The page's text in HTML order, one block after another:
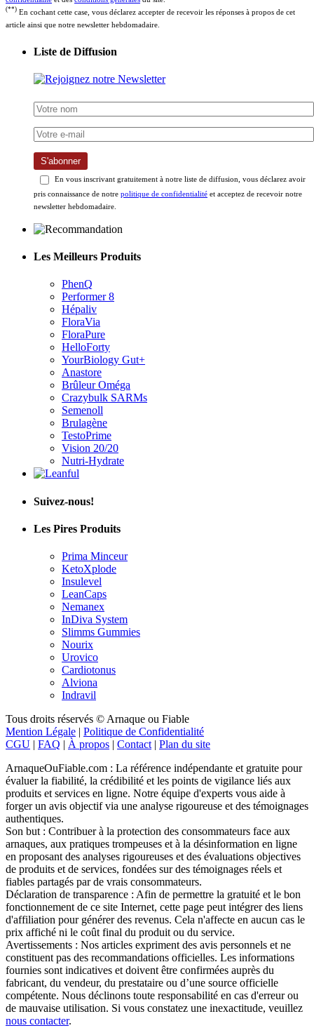
(**) En cochant cette case, vous déclarez accepter de recevoir les réponses à propos de cet
article ainsi que notre newsletter hebdomadaire.
Liste de Diffusion
S'abonner
En vous inscrivant gratuitement à notre liste de diffusion, vous déclarez avoir
pris connaissance de notre politique de confidentialité et acceptez de recevoir notre
newsletter hebdomadaire.
Les Meilleurs Produits
PhenQ
Performer 8
Hépaliv
FloraVia
FloraPure
HelloForty
YourBiology Gut+
Anastore
Brûleur Oméga
Crazybulk SARMs
Semenoll
Brulagène
TestoPrime
Vision 20/20
Nutri-Hydrate
Suivez-nous!
Les Pires Produits
Prima Minceur
KetoXplode
Insulevel
LeanCaps
Nemanex
InDiva System
Slimms Gummies
Nourix
Urovico
Cardiotonus
Alviona
Indravil
Tous droits réservés © Arnaque ou Fiable
Mention Légale | Politique de Confidentialité
CGU | FAQ | À propos | Contact | Plan du site
ArnaqueOuFiable.com : La référence indépendante et gratuite pour
évaluer la fiabilité, la crédibilité et les points de vigilance liés aux
produits et services en ligne. Notre équipe d'experts vous aide à
forger un avis objectif via une analyse rigoureuse et des témoignages
authentiques.
Son but : Contribuer à la protection des consommateurs face aux
arnaques, aux pratiques trompeuses et à la désinformation en ligne
en proposant des analyses rigoureuses et des évaluations objectives
de produits et de services, fondées sur des témoignages réels et
fiables partagés par de vrais consommateurs.
Déclaration de transparence : Afin de permettre la gratuité et le bon
fonctionnement de ce site Internet, cette page peut intégrer des liens
d'affiliation pour générer des revenus. Cela n'affecte en aucun cas le
prix affiché ni le coût final du produit ou du service.
Avertissements : Nos articles expriment des avis personnels et ne
constituent pas des recommandations officielles. Les informations
fournies sont indicatives et doivent être confirmées auprès du
fabricant, du vendeur, du prestataire ou d’une source officielle
compétente. Nous déclinons toute responsabilité en cas d'erreur ou
de mauvaise utilisation. Si vous constatez une inexactitude, veuillez
nous contacter.